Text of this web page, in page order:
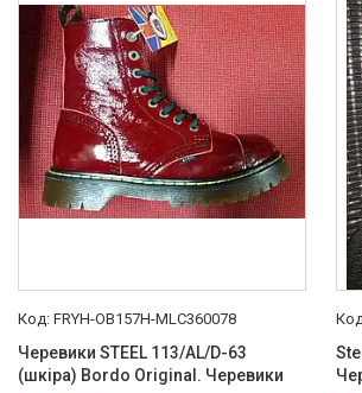
FRYH-OB157H-MLC360078
Черевики STEEL 113/AL/D-63
(шкіра) Bordo Original. Черевики